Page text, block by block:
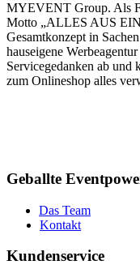
MYEVENT Group. Als
Motto „ALLES AUS
Gesamtkonzept in
hauseigene
Servicegedanken ab und
zum Onlineshop alles
Geballte
Das Team
Kontakt
Kundenservice